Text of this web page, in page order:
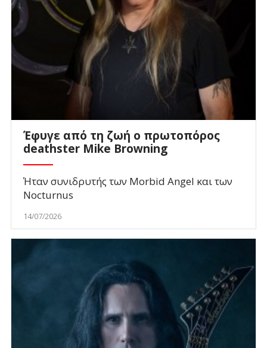
Έφυγε από τη ζωή ο πρωτοπόρος
deathster Mike Browning
Ήταν συνιδρυτής των Morbid Angel και των
Nocturnus
14/07/2026